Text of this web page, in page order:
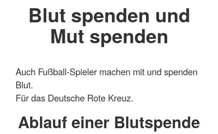
Blut spenden und
Mut spenden
Auch Fußball-Spieler machen mit und spenden
Blut.
Für das Deutsche Rote Kreuz.
Ablauf einer Blutspende